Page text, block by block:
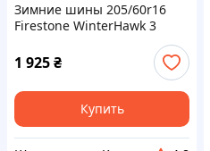
Зимние шины 205/60r16
Firestone WinterHawk 3
1 925₴
Купить